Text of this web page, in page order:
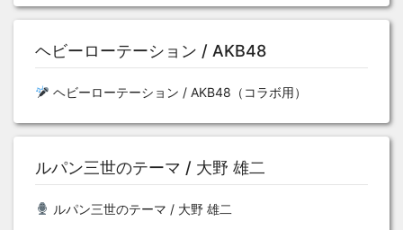
ヘビーローテーション / AKB48
ヘビーローテーション / AKB48（コラボ用）
ルパン三世のテーマ / 大野 雄二
ルパン三世のテーマ / 大野 雄二